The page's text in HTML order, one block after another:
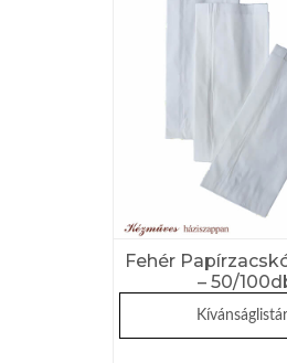
Fehér
– 50/